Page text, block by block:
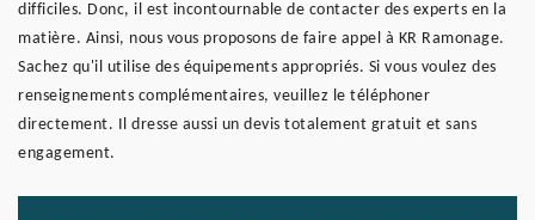
difficiles. Donc, il est incontournable de contacter des experts en la
matière. Ainsi, nous vous proposons de faire appel à KR Ramonage.
Sachez qu'il utilise des équipements appropriés. Si vous voulez des
renseignements complémentaires, veuillez le téléphoner
directement. Il dresse aussi un devis totalement gratuit et sans
engagement.